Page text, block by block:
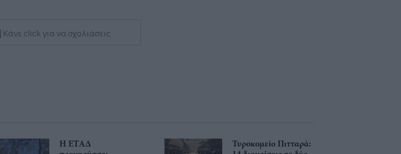
| Κάνε click για να σχολιάσεις
Η ΕΤΑΔ
Τυροκομείο Πιτταρά: